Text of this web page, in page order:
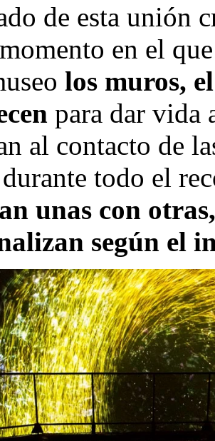
de esta unión
en el
los muros,
para dar vida
al contacto de
todo el
unas con
según el